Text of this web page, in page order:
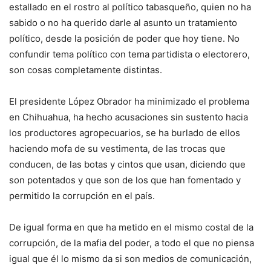
estallado en el rostro al político tabasqueño, quien no ha
sabido o no ha querido darle al asunto un tratamiento
político, desde la posición de poder que hoy tiene. No
confundir tema político con tema partidista o electorero,
son cosas completamente distintas.
El presidente López Obrador ha minimizado el problema
en Chihuahua, ha hecho acusaciones sin sustento hacia
los productores agropecuarios, se ha burlado de ellos
haciendo mofa de su vestimenta, de las trocas que
conducen, de las botas y cintos que usan, diciendo que
son potentados y que son de los que han fomentado y
permitido la corrupción en el país.
De igual forma en que ha metido en el mismo costal de la
corrupción, de la mafia del poder, a todo el que no piensa
igual que él lo mismo da si son medios de comunicación,